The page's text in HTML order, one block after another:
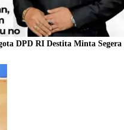
DPD RI Destita Minta Segera